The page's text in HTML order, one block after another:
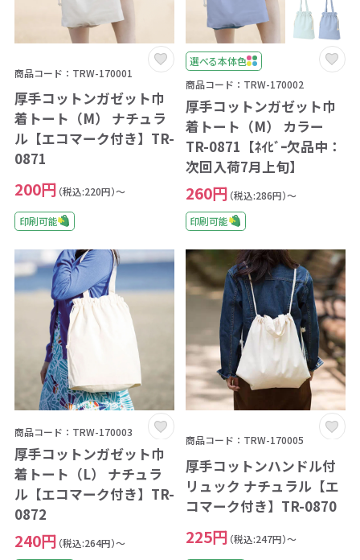
商品コード：TRW-170001
厚手コットンガゼット巾
着トート（M） ナチュラ
ル【エコマーク付き】TR-
0871
200円 （税込:220円）～
印刷可能
選べる本体色
商品コード：TRW-170002
厚手コットンガゼット巾
着トート（M） カラー
TR-0871【ﾈｲﾋﾞｰ欠品中：
次回入荷7月上旬】
260円 （税込:286円）～
印刷可能
商品コード：TRW-170003
厚手コットンガゼット巾
着トート（L） ナチュラ
ル【エコマーク付き】TR-
0872
240円 （税込:264円）～
商品コード：TRW-170005
厚手コットンハンドル付
リュック ナチュラル【エ
コマーク付き】TR-0870
225円 （税込:247円）～